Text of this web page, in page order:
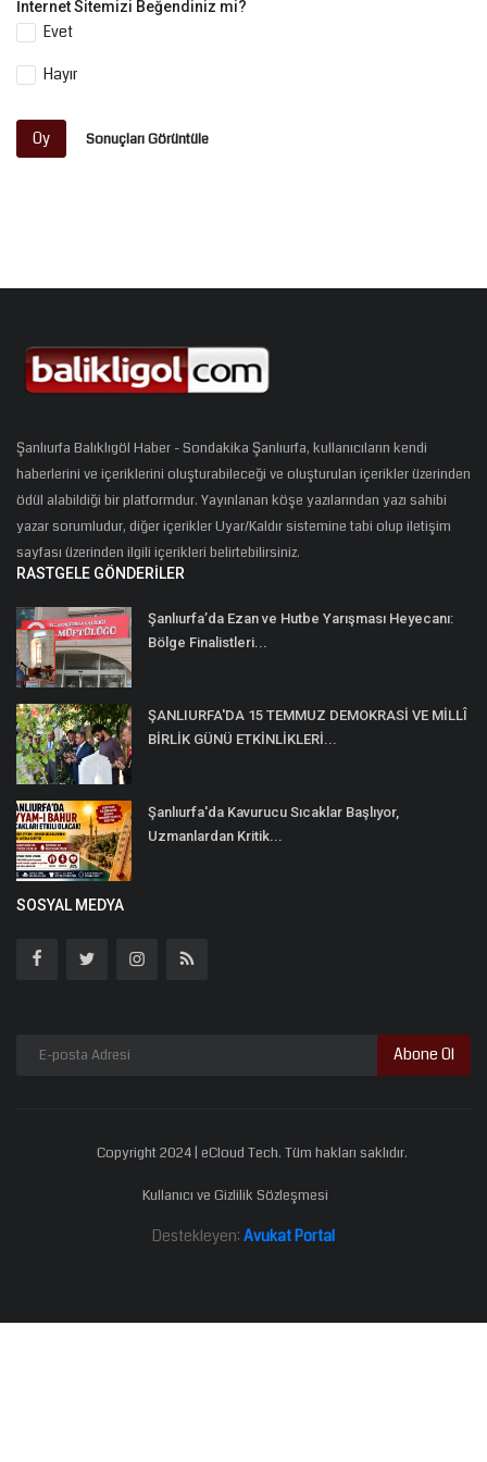
İnternet Sitemizi Beğendiniz mi?
Evet
Hayır
Oy Sonuçları Görüntüle
Şanlıurfa Balıklıgöl Haber - Sondakika Şanlıurfa, kullanıcıların kendi
haberlerini ve içeriklerini oluşturabileceği ve oluşturulan içerikler üzerinden
ödül alabildiği bir platformdur. Yayınlanan köşe yazılarından yazı sahibi
yazar sorumludur, diğer içerikler Uyar/Kaldır sistemine tabi olup iletişim
sayfası üzerinden ilgili içerikleri belirtebilirsiniz.
RASTGELE GÖNDERILER
Şanlıurfa’da Ezan ve Hutbe Yarışması Heyecanı:
Bölge Finalistleri...
ŞANLIURFA'DA 15 TEMMUZ DEMOKRASİ VE MİLLÎ
BİRLİK GÜNÜ ETKİNLİKLERİ...
Şanlıurfa'da Kavurucu Sıcaklar Başlıyor,
Uzmanlardan Kritik...
SOSYAL MEDYA
Abone Ol
Copyright 2024 | eCloud Tech. Tüm hakları saklıdır.
Kullanıcı ve Gizlilik Sözleşmesi
Destekleyen: Avukat Portal